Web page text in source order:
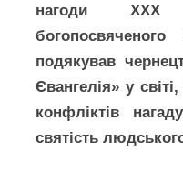
нагоди XXX
подякував
Євангелія» у
конфліктів
святість